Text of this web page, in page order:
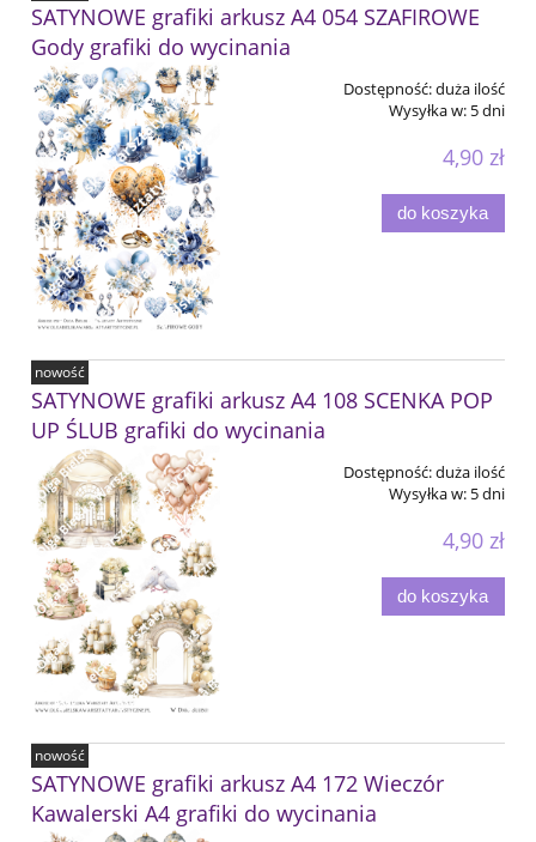
SATYNOWE grafiki arkusz A4 054 SZAFIROWE
Gody grafiki do wycinania
Dostępność:duża ilość
Wysyłka w: 5 dni
4,90 zł
do koszyka
SATYNOWE grafiki arkusz A4 108 SCENKA POP
UP ŚLUB grafiki do wycinania
Dostępność:duża ilość
Wysyłka w: 5 dni
4,90 zł
do koszyka
nowość
SATYNOWE grafiki arkusz A4 172 Wieczór
Kawalerski A4 grafiki do wycinania
nowość